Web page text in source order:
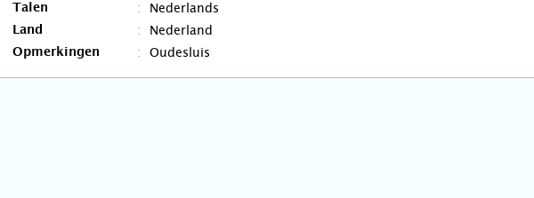
Talen Nederlands
Land Nederland
Opmerkingen Oudesluis